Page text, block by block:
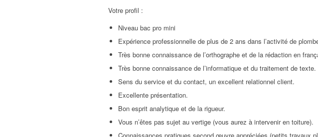
Votre profil :
Niveau bac pro mini
Expérience professionnelle de plus de 2 ans dans l’activité de
Très bonne connaissance de l’orthographe et de la rédaction en
Très bonne connaissance de l’informatique et du traitement de texte.
Sens du service et du contact, un excellent relationnel client.
Excellente présentation.
Bon esprit analytique et de la rigueur.
Vous n’êtes pas sujet au vertige (vous aurez à intervenir en toiture).